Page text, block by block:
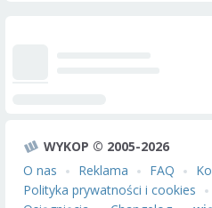
WYKOP © 2005-2026
O nas
Reklama FAQ
Polityka prywatności i cookies